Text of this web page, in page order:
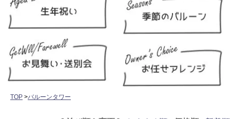
TOP >バルーンタワー